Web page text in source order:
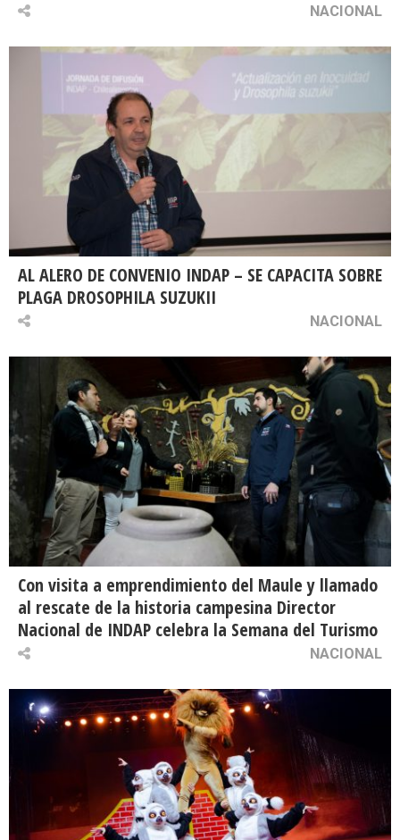
NACIONAL
AL ALERO DE CONVENIO INDAP – SE CAPACITA SOBRE
PLAGA DROSOPHILA SUZUKII
NACIONAL
Con visita a emprendimiento del Maule y llamado
al rescate de la historia campesina Director
Nacional de INDAP celebra la Semana del Turismo
NACIONAL